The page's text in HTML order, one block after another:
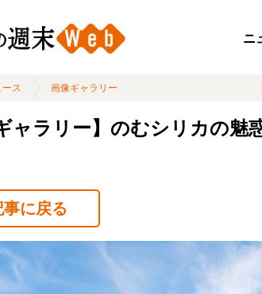
ニ
ース 画像ギャラリー
ャラリー】のむシリカの魅
事に戻る